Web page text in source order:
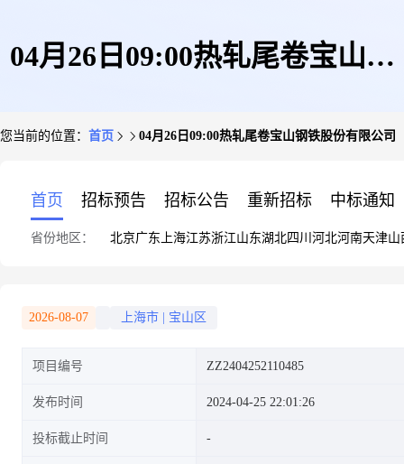
04月26日09:00热轧尾卷宝山钢
您当前的位置： 首页 04月26日09:00热轧尾卷宝山钢铁股份有限公司
首页 招标预告 招标公告 重新招标 中标通知
省份地区： 北京广东 上海江苏浙江山东湖北四川 河北河南天津山
2026-08-07 上海市 宝山区
项目编号 ZZ2404252110485
发布时间 2024-04-25 22:01:26
投标截止时间